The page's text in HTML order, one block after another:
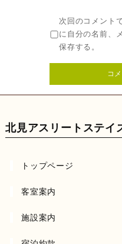
次回のコメント
に自分の名前、
保存する。
北見アスリートステイ
トップページ
客室案内
施設案内